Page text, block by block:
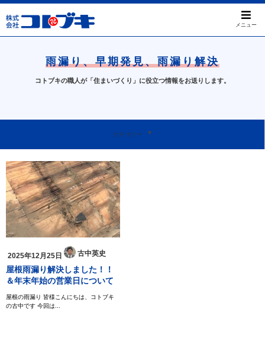
メニュー
雨漏り、早期発見、雨漏り解決
コトブキの職人が「住まいづくり」に役立つ情報をお送りします。
カテゴリー
天窓について 本日のお問い合わせ 我孫子ってすばらしい
お知らせ
2025年12月25日 古中英史
屋根雨漏り解決しました！！
＆年末年始の営業日について
屋根の雨漏り 皆様こんにちは、コトブキ
の古中です 今回は...